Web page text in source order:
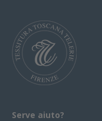
Serve aiuto?